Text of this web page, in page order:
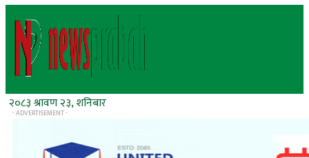
२०८३ श्रावण २३, शनिबार
- ADVERTISEMENT -